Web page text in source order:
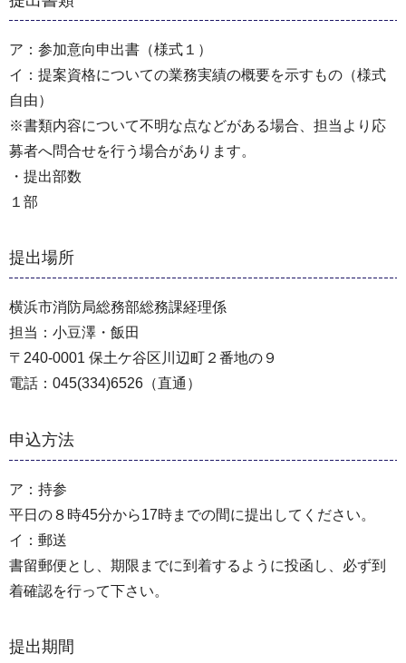
ア：参加意向申出書（様式１）
イ：提案資格についての業務実績の概要を示すもの（様式
自由）
※書類内容について不明な点などがある場合、担当より応
募者へ問合せを行う場合があります。
・提出部数
１部
提出場所
横浜市消防局総務部総務課経理係
担当：小豆澤・飯田
〒240-0001 保土ケ谷区川辺町２番地の９
電話：045(334)6526（直通）
申込方法
ア：持参
平日の８時45分から17時までの間に提出してください。
イ：郵送
書留郵便とし、期限までに到着するように投函し、必ず到
着確認を行って下さい。
提出期間